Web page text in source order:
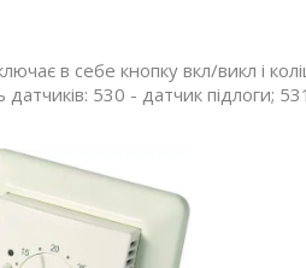
в себе кнопку вкл/викл і
датчиків: 530 - датчик підлоги;